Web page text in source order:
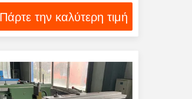
Πάρτε την καλύτερη τιμή